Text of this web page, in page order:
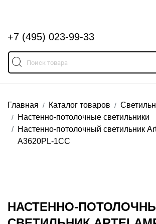
+7 (495) 023-99-33
Главная Каталог товаров
Настенно-потолочные светильники
Настенно-потолочный светильник
A3620PL-1CC
НАСТЕННО-